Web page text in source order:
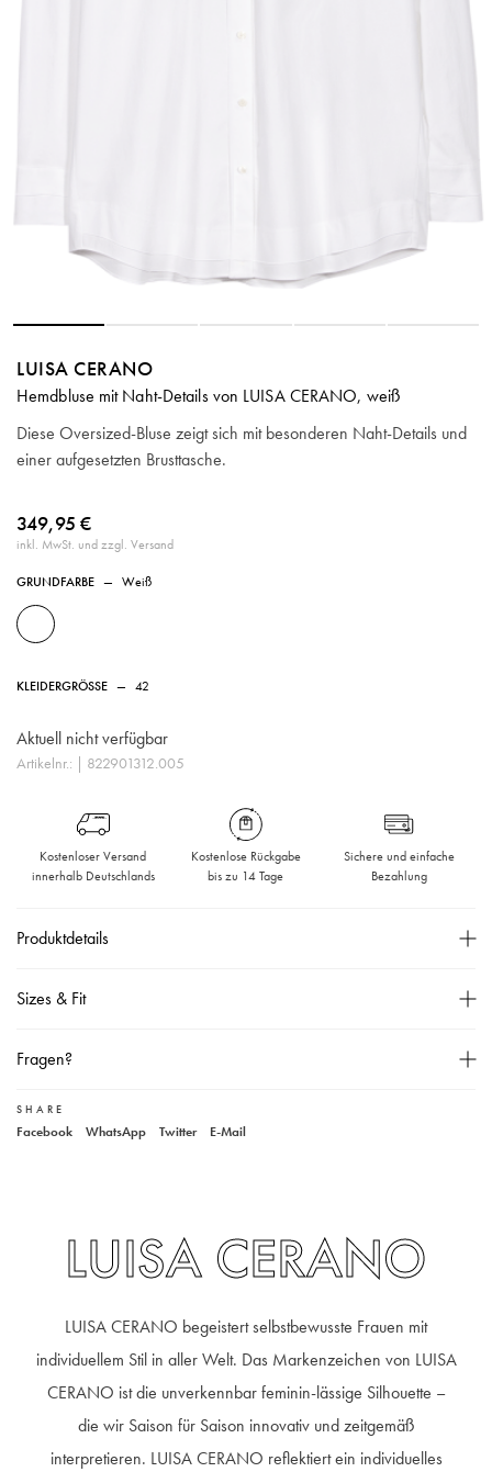
LUISA CERANO
Hemdbluse mit Naht-Details von LUISA CERANO, weiß
Diese Oversized-Bluse zeigt sich mit besonderen Naht-Details und
einer aufgesetzten Brusttasche.
349,95 €
inkl. MwSt. und zzgl. Versand
GRUNDFARBE — Weiß
KLEIDERGRÖSSE — 42
Aktuell nicht verfügbar
Artikelnr.: | 822901312.005
Kostenloser Versand
innerhalb Deutschlands
Kostenlose Rückgabe
bis zu 14 Tage
Sichere und einfache
Bezahlung
Produktdetails
Unser Model ist 178 cm groß und trägt Größe 36,
Material: 94% Baumwolle, 6% Elasthan,
30% Wäsche,
Sizes & Fit
Fragen?
Unser Kundenservice
SHARE
Facebook WhatsApp Twitter E-Mail
LUISA CERANO
LUISA CERANO begeistert selbstbewusste Frauen mit
individuellem Stil in aller Welt. Das Markenzeichen von LUISA
CERANO ist die unverkennbar feminin-lässige Silhouette –
die wir Saison für Saison innovativ und zeitgemäß
interpretieren. LUISA CERANO reflektiert ein individuelles